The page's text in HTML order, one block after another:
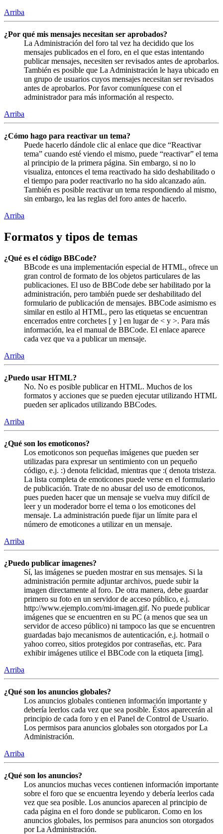
Arriba
¿Por qué mis mensajes necesitan ser aprobados?
La Administración del foro tal vez ha decidido que los
mensajes publicados en el foro, en el que estas intentando
publicar mensajes, necesiten ser revisados antes de aprobarlos.
También es posible que La Administración le haya ubicado en
un grupo de usuarios cuyos mensajes necesitan ser revisados
antes de aprobarlos. Por favor comuníquese con el
administrador para más información al respecto.
Arriba
¿Cómo hago para reactivar un tema?
Puede hacerlo dándole clic al enlace que dice “Reactivar
tema” cuando esté viendo el mismo, puede “reactivar” el tema
al principio de la primera página. Sin embargo, si no lo
visualiza, entonces el tema reactivado ha sido deshabilitado o
el tiempo para poder reactivarlo no ha sido alcanzado aún.
También es posible reactivar un tema respondiendo al mismo,
sin embargo, lea las reglas del foro antes de hacerlo.
Arriba
Formatos y tipos de temas
¿Qué es el código BBCode?
BBcode es una implementación especial de HTML, ofrece un
gran control de formato de los objetos particulares de las
publicaciones. El uso de BBCode debe ser habilitado por la
administración, pero también puede ser deshabilitado del
formulario de publicación de mensajes. BBCode asimismo es
similar en estilo al HTML, pero las etiquetas se encuentran
encerrados entre corchetes [ y ] en lugar de < y >. Para más
información, lea el manual de BBCode. El enlace aparece
cada vez que va a publicar un mensaje.
Arriba
¿Puedo usar HTML?
No. No es posible publicar en HTML. Muchos de los
formatos y acciones que se pueden ejecutar utilizando HTML
pueden ser aplicados utilizando BBCodes.
Arriba
¿Qué son los emoticonos?
Los emoticonos son pequeñas imágenes que pueden ser
utilizadas para expresar un sentimiento con un pequeño
código, e.j. :) denota felicidad, mientras que :( denota tristeza.
La lista completa de emoticones puede verse en el formulario
de publicación. Trate de no abusar del uso de emoticonos,
pues pueden hacer que un mensaje se vuelva muy difícil de
leer y un moderador borre el tema o los emoticones del
mensaje. La administración puede fijar un límite para el
número de emoticones a utilizar en un mensaje.
Arriba
¿Puedo publicar imagenes?
Sí, las imágenes se pueden mostrar en sus mensajes. Si la
administración permite adjuntar archivos, puede subir la
imagen directamente al foro. De otra manera, debe guardar
primero su foto en un servidor de acceso público, e.j.
http://www.ejemplo.com/mi-imagen.gif. No puede publicar
imágenes que se encuentren en su PC (a menos que sea un
servidor de acceso público) ni tampoco las que se encuentren
guardadas bajo mecanismos de autenticación, e.j. hotmail o
yahoo correo, sitios protegidos por contraseñas, etc. Para
exhibir imágenes utilice el BBCode con la etiqueta [img].
Arriba
¿Qué son los anuncios globales?
Los anuncios globales contienen información importante y
debería leerlos cada vez que sea posible. Éstos aparecerán al
principio de cada foro y en el Panel de Control de Usuario.
Los permisos para anuncios globales son otorgados por La
Administración.
Arriba
¿Qué son los anuncios?
Los anuncios muchas veces contienen información importante
sobre el foro que se encuentra leyendo y debería leerlos cada
vez que sea posible. Los anuncios aparecen al principio de
cada página en el foro donde se publicaron. Como en los
anuncios globales, los permisos para anuncios son otorgados
por La Administración.